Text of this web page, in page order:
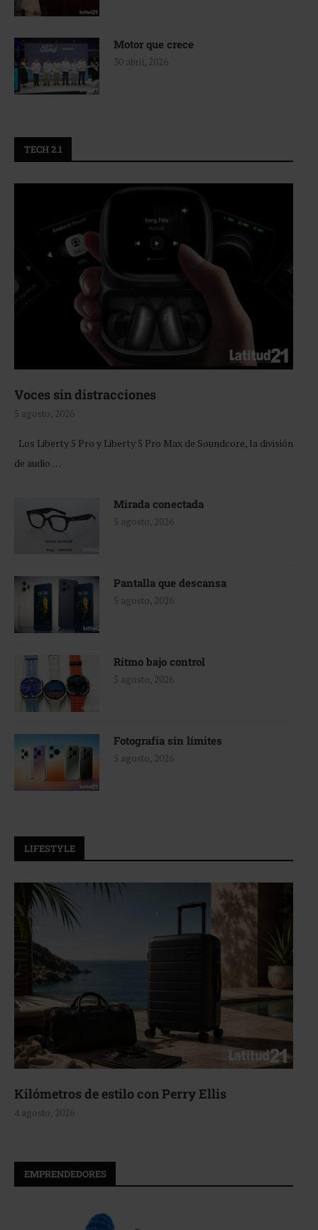
Motor que crece
30 abril, 2026
TECH 2.1
Voces sin distracciones
5 agosto, 2026
Los Liberty 5 Pro y Liberty 5 Pro Max de Soundcore, la división
de audio …
Mirada conectada
5 agosto, 2026
Pantalla que descansa
5 agosto, 2026
Ritmo bajo control
5 agosto, 2026
Fotografía sin límites
5 agosto, 2026
LIFESTYLE
Kilómetros de estilo con Perry Ellis
4 agosto, 2026
EMPRENDEDORES